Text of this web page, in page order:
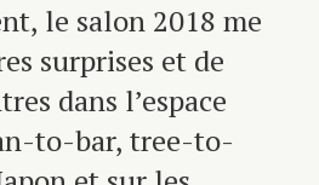
le salon 2018 me
surprises et de
dans l’espace
to-bar, tree-to-